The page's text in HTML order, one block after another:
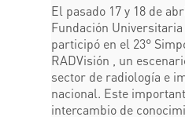
El pasado 17 y 18 de
Fundación
participó en el 23°
RADVisión , un
sector de radiología e
nacional. Este
intercambio de